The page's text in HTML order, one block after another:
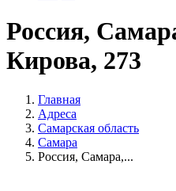
Россия,
Кирова, 273
Главная
Адреса
Самарская область
Самара
Россия, Самара,...